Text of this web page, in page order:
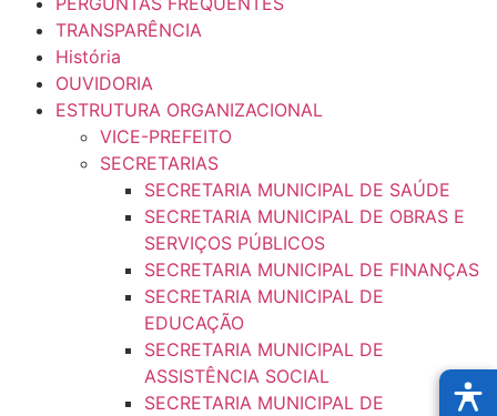
TRANSPARÊNCIA
História
OUVIDORIA
ESTRUTURA ORGANIZACIONAL
VICE-PREFEITO
SECRETARIAS
SECRETARIA MUNICIPAL DE SAÚDE
SECRETARIA MUNICIPAL DE OBRAS E
SERVIÇOS PÚBLICOS
SECRETARIA MUNICIPAL DE FINANÇAS
SECRETARIA MUNICIPAL DE
EDUCAÇÃO
SECRETARIA MUNICIPAL DE
ASSISTÊNCIA SOCIAL
SECRETARIA MUNICIPAL DE